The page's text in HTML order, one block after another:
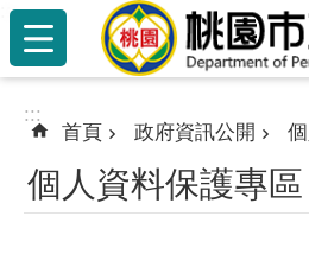
跳到主要內容區塊
:::
:::
首頁 政府資訊公開
個人資料保護專區